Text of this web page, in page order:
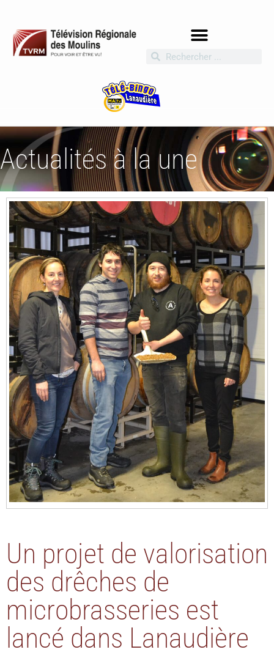
Actualités à la une
Un projet de valorisation
des drêches de
microbrasseries est
lancé dans Lanaudière